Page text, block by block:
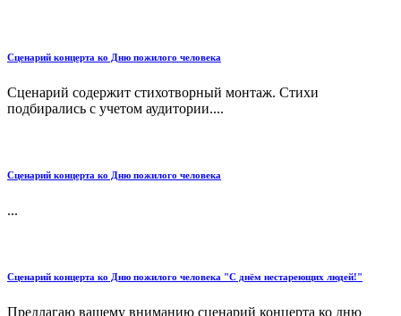
Сценарий концерта ко Дню пожилого человека
Сценарий содержит стихотворный монтаж. Стихи
подбирались с учетом аудитории....
Сценарий концерта ко Дню пожилого человека
...
Сценарий концерта ко Дню пожилого человека "С днём нестареющих людей!"
Предлагаю вашему вниманию сценарий концерта ко дню